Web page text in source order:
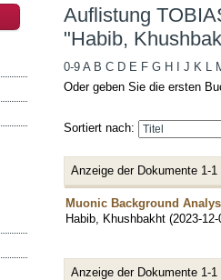
Auflistung
"Habib,
0-9 A B C D E F G H J K L
Oder geben Sie die ersten
Sortiert nach:
Anzeige der Dokumente 1-1
Muonic Background
Habib, Khushbakht (2023-12-
Anzeige der Dokumente 1-1